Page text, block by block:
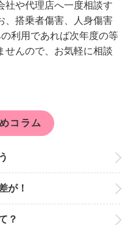
社や代理店へ一度相談す
、搭乗者傷害、人身傷害
利用であれば次年度の等
せんので、お気軽に相談
コラム
が！
？